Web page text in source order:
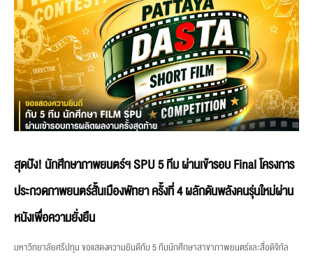
สุดปัง! นักศึกษาภาพยนตร์ฯ SPU 5 ทีม ผ่านเข้ารอบ Final โครงการ
ประกวดภาพยนตร์สั้นเมืองพัทยา ครั้งที่ 4 ผลักดันพลังคนรุ่นใหม่ผ่าน
หนังเพื่อความยั่งยืน
มหาวิทยาลัยศรีปทุม ขอแสดงความยินดีกับ 5 ทีมนักศึกษาสาขาภาพยนตร์และสื่อดิจิทัล